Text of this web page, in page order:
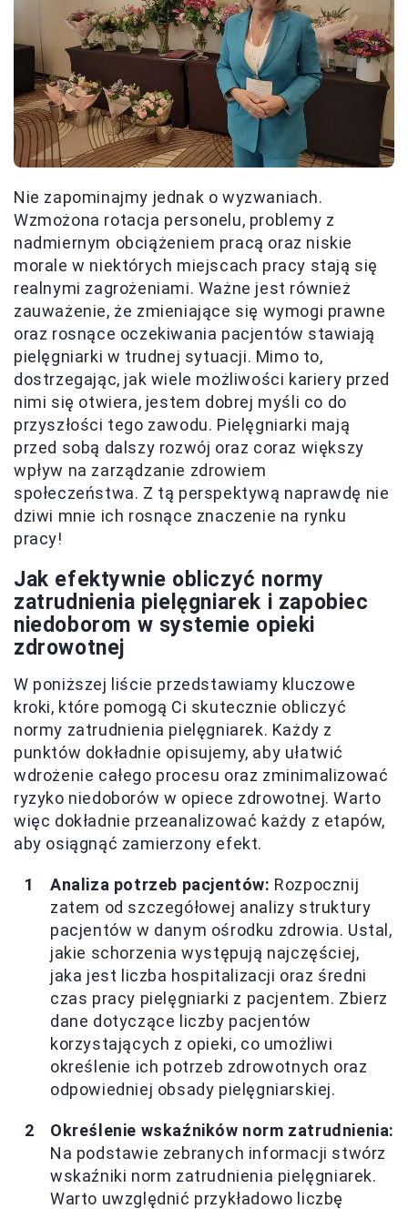
Nie zapominajmy jednak o wyzwaniach.
Wzmożona rotacja personelu, problemy z
nadmiernym obciążeniem pracą oraz niskie
morale w niektórych miejscach pracy stają się
realnymi zagrożeniami. Ważne jest również
zauważenie, że zmieniające się wymogi prawne
oraz rosnące oczekiwania pacjentów stawiają
pielęgniarki w trudnej sytuacji. Mimo to,
dostrzegając, jak wiele możliwości kariery przed
nimi się otwiera, jestem dobrej myśli co do
przyszłości tego zawodu. Pielęgniarki mają
przed sobą dalszy rozwój oraz coraz większy
wpływ na zarządzanie zdrowiem
społeczeństwa. Z tą perspektywą naprawdę nie
dziwi mnie ich rosnące znaczenie na rynku
pracy!
Jak efektywnie obliczyć normy
zatrudnienia pielęgniarek i zapobiec
niedoborom w systemie opieki
zdrowotnej
W poniższej liście przedstawiamy kluczowe
kroki, które pomogą Ci skutecznie obliczyć
normy zatrudnienia pielęgniarek. Każdy z
punktów dokładnie opisujemy, aby ułatwić
wdrożenie całego procesu oraz zminimalizować
ryzyko niedoborów w opiece zdrowotnej. Warto
więc dokładnie przeanalizować każdy z etapów,
aby osiągnąć zamierzony efekt.
Analiza potrzeb pacjentów: Rozpocznij
zatem od szczegółowej analizy struktury
pacjentów w danym ośrodku zdrowia. Ustal,
jakie schorzenia występują najczęściej,
jaka jest liczba hospitalizacji oraz średni
czas pracy pielęgniarki z pacjentem. Zbierz
dane dotyczące liczby pacjentów
korzystających z opieki, co umożliwi
określenie ich potrzeb zdrowotnych oraz
odpowiedniej obsady pielęgniarskiej.
Określenie wskaźników norm zatrudnienia:
Na podstawie zebranych informacji stwórz
wskaźniki norm zatrudnienia pielęgniarek.
Warto uwzględnić przykładowo liczbę